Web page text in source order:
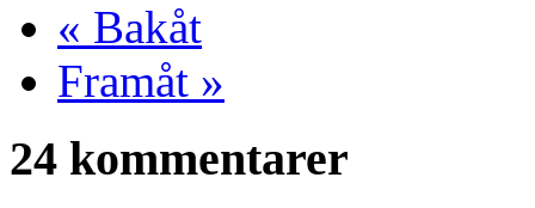
« Bakåt
Framåt »
24 kommentarer